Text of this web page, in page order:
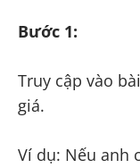
Bước 1:
Truy cập vào
giá.
Ví dụ: Nếu anh